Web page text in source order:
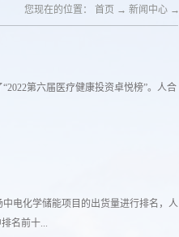
您现在的位置： 首页 → 新闻中心 →
第六届医疗健康投资卓悦榜”。人合
电化学储能项目的出货量进行排名，人
名前十...